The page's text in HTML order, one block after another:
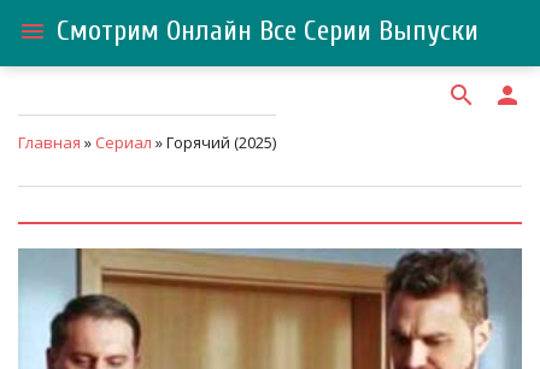
menu Смотрим Онлайн Все Серии Выпуски
search person
Главная » Сериал » Горячий (2025)